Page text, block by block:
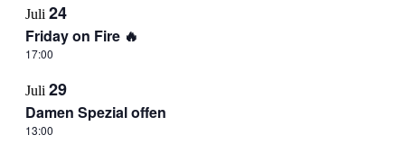
Photo
View
Juli 24
Friday on Fire 🔥
17:00
Juli 29
Damen Spezial offen
13:00